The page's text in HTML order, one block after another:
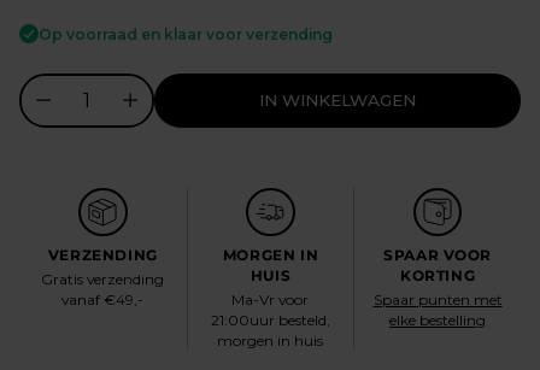
Op voorraad en klaar voor verzending
IN WINKELWAGEN
VERZENDING
Gratis verzending
vanaf €49,-
MORGEN IN
HUIS
Ma-Vr voor
21:00uur besteld,
morgen in huis
SPAAR VOOR
KORTING
Spaar punten met
elke bestelling